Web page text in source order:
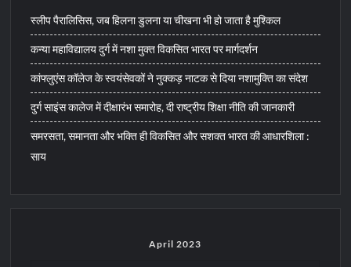
स्लीप पैरालिसिस, जब हिलना डुलना या चीखना भी हो जाता है मुश्किल
कन्या महाविद्यालय दुर्ग में नशा मुक्त विकसित भारत पर मार्गदर्शन
कांफ्लुएंस कॉलेज के स्वयंसेवकों ने नुक्कड़ नाटक से दिया नशामुक्ति का संदेश
दुर्ग साइंस कालेज में दीक्षारंभ समारोह, दी राष्ट्रीय शिक्षा नीति की जानकारी
समरसता, समानता और भक्ति ही विकसित और सशक्त भारत की आधारशिला :
साय
April 2023